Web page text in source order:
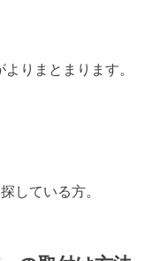
りまとまります。
している方。